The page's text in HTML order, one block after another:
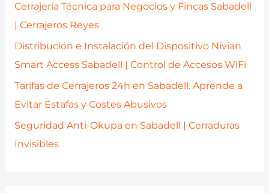
:
Cerrajería Técnica para Negocios y Fincas Sabadell
| Cerrajeros Reyes
Distribución e Instalación del Dispositivo Nivian
Smart Access Sabadell | Control de Accesos WiFi
Tarifas de Cerrajeros 24h en Sabadell. Aprende a
Evitar Estafas y Costes Abusivos
Seguridad Anti-Okupa en Sabadell | Cerraduras
Invisibles